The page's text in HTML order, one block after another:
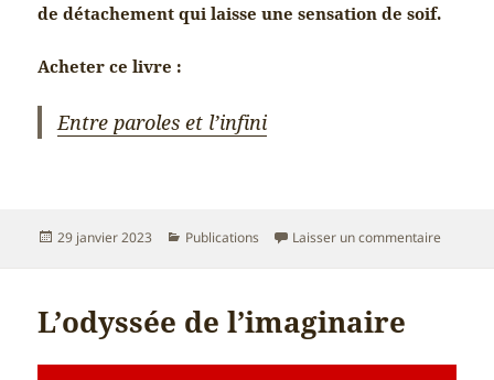
de détachement qui laisse une sensation de soif.
Acheter ce livre :
Entre paroles et l’infini
Publié
29 janvier 2023 Catégories
Publications Laisser un commentairesur
L’odyssée de l’imaginaire